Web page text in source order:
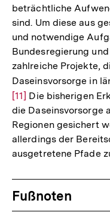
beträchtliche
sind. Um diese aus
und notwendige
Bundesregierung
zahlreiche Projekte,
Daseinsvorsorge in
[11] Die bisherigen
die Daseinsvorsorge
Regionen gesichert
allerdings der
ausgetretene Pfade
Fussnoten
Fußnoten